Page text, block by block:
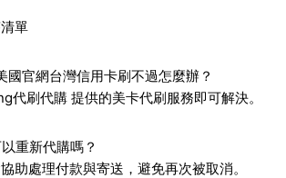
單
國官網台灣信用卡刷不過怎麼辦？
代刷代購 提供的美卡代刷服務即可解決。
重新代購嗎？
助處理付款與寄送，避免再次被取消。